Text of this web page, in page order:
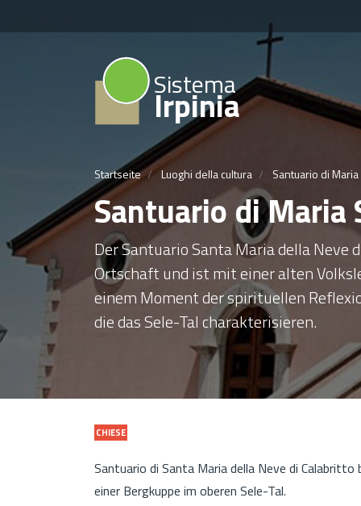
Sistema
Irpinia
Startseite Luoghi della cultura Santuario di
Santuario di Maria
Der Santuario Santa Maria della
Ortschaft und ist mit einer alten
einem Moment der spirituellen
die das Sele-Tal charakterisieren.
CHIESE
Santuario di Santa Maria della Neve di
einer Bergkuppe im oberen Sele-Tal.